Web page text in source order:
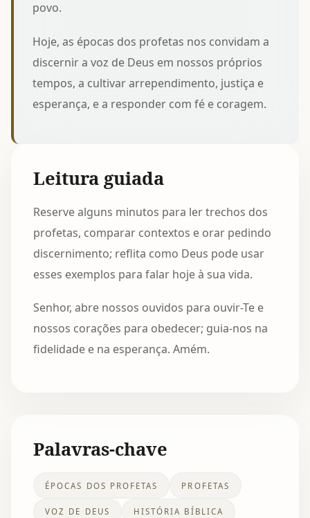
povo.
Hoje, as épocas dos profetas nos convidam a
discernir a voz de Deus em nossos próprios
tempos, a cultivar arrependimento, justiça e
esperança, e a responder com fé e coragem.
Leitura guiada
Reserve alguns minutos para ler trechos dos
profetas, comparar contextos e orar pedindo
discernimento; reflita como Deus pode usar
esses exemplos para falar hoje à sua vida.
Senhor, abre nossos ouvidos para ouvir-Te e
nossos corações para obedecer; guia-nos na
fidelidade e na esperança. Amém.
Palavras-chave
ÉPOCAS DOS PROFETAS PROFETAS
VOZ DE DEUS HISTÓRIA BÍBLICA